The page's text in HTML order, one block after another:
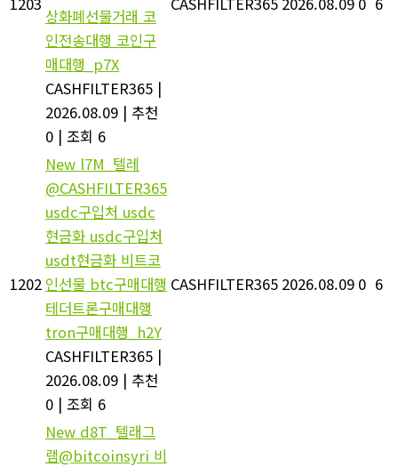
상화폐선물거래 코
인전송대행 코인구
매대행_p7X
CASHFILTER365 |
2026.08.09 | 추천
0 | 조회 6
1202
New l7M_텔레
@CASHFILTER365
usdc구입처 usdc
현금화 usdc구입처
usdt현금화 비트코
인선물 btc구매대행
테더트론구매대행
tron구매대행_h2Y
CASHFILTER365 |
2026.08.09 | 추천
0 | 조회 6
CASHFILTER365 2026.08.09 0 6
New d8T_텔래그
램@bitcoinsyri 비